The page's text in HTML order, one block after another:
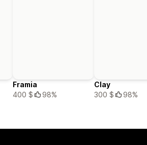
Framia
400 $
98%
Clay
300 $
98%